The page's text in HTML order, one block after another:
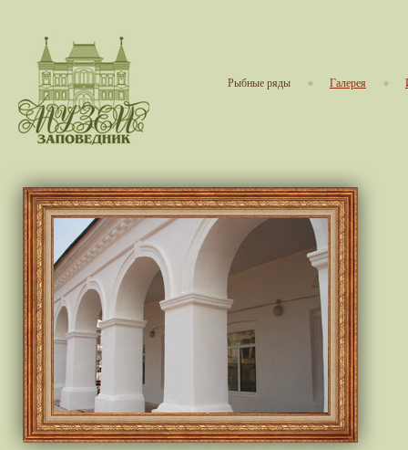
Рыбные ряды Галерея